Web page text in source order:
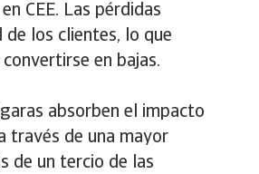
CEE. Las pérdidas
los clientes, lo que
en bajas.
absorben el impacto
través de una mayor
de un tercio de las